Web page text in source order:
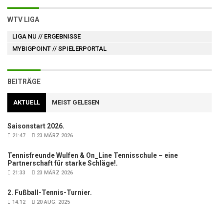
WTV LIGA
LIGA NU // ERGEBNISSE
MYBIGPOINT // SPIELERPORTAL
BEITRÄGE
AKTUELL MEIST GELESEN
Saisonstart 2026.
21:47 23 MÄRZ 2026
Tennisfreunde Wulfen & On_Line Tennisschule – eine
Partnerschaft für starke Schläge!.
21:33 23 MÄRZ 2026
2. Fußball-Tennis-Turnier.
14:12 20 AUG. 2025